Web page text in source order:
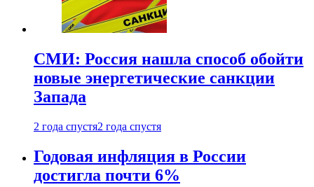
СМИ: Россия нашла способ обойти
новые энергетические санкции
Запада
2 года спустя2 года спустя
Годовая инфляция в России
достигла почти 6%